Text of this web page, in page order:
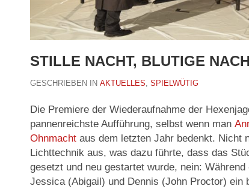
STILLE NACHT, BLUTIGE
GESCHRIEBEN IN AKTUELLES SPIELWÜTIG
Die Premiere der Wiederaufnahme der
pannenreichste Aufführung, selbst wenn man
Ohnmacht aus dem letzten Jahr bedenkt. Nicht
Lichttechnik aus, was dazu führte, dass das
gesetzt und neu gestartet wurde, nein:
Jessica (Abigail) und Dennis (John Proctor) ein